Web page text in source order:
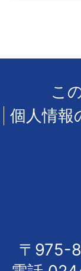
こ
個人情報
〒975-